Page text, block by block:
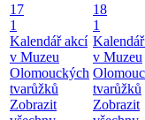
17
1
Kalendář akcí
v Muzeu
Olomouckých
tvarůžků
Zobrazit
18
1
v Muzeu
tvarůžků
Zobrazit